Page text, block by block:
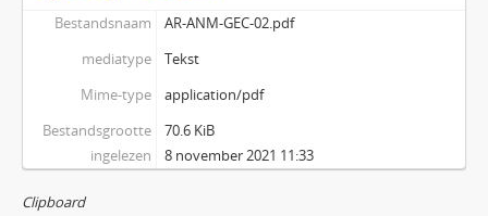
Bestandsnaam
AR-ANM-GEC-02.pdf
mediatype
Tekst
Mime-type
application/pdf
Bestandsgrootte
70.6 KiB
ingelezen
8 november 2021 11:33
Clipboard